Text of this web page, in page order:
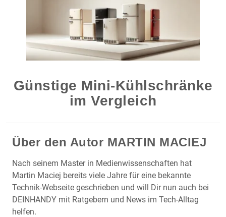
Günstige Mini-Kühlschränke
im Vergleich
Über den Autor MARTIN MACIEJ
Nach seinem Master in Medienwissenschaften hat
Martin Maciej bereits viele Jahre für eine bekannte
Technik-Webseite geschrieben und will Dir nun auch bei
DEINHANDY mit Ratgebern und News im Tech-Alltag
helfen.